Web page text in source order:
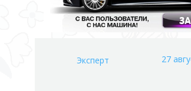
Эксперт 27